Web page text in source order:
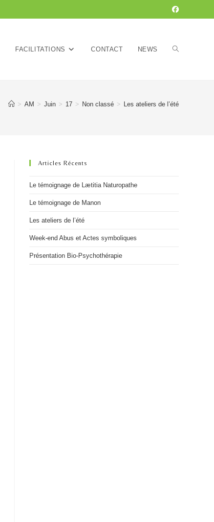
FACILITATIONS CONTACT NEWS
> AM > Juin > 17 > Non classé > Les ateliers de l’été
Articles Récents
Le témoignage de Lætitia Naturopathe
Le témoignage de Manon
Les ateliers de l’été
Week-end Abus et Actes symboliques
Présentation Bio-Psychothérapie